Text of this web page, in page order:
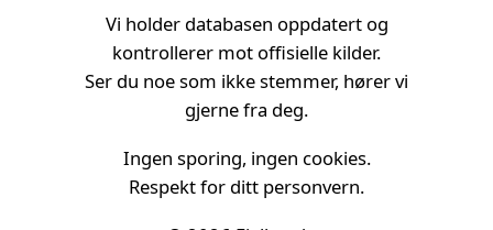
Vi holder databasen oppdatert og
kontrollerer mot offisielle kilder.
Ser du noe som ikke stemmer, hører vi
gjerne fra deg.
Ingen sporing, ingen cookies.
Respekt for ditt personvern.